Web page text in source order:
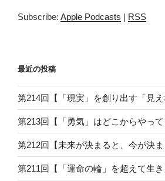
ヤ
Subscribe: Apple Podcasts | RSS
最近の投稿
第214回【「現実」を創り出す「見え
第213回【「勇気」はどこからやって
第212回【未来が決まると、今が決ま
第211回【「運命の輪」を超えて生き